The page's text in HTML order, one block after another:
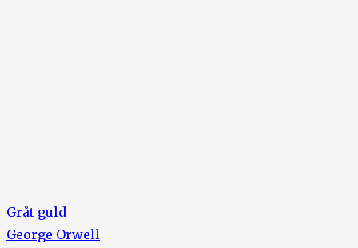
Gråt guld
George Orwell